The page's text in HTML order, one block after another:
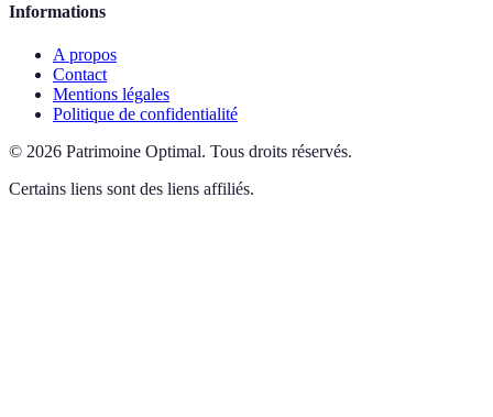
Informations
A propos
Contact
Mentions légales
Politique de confidentialité
© 2026 Patrimoine Optimal. Tous droits réservés.
Certains liens sont des liens affiliés.